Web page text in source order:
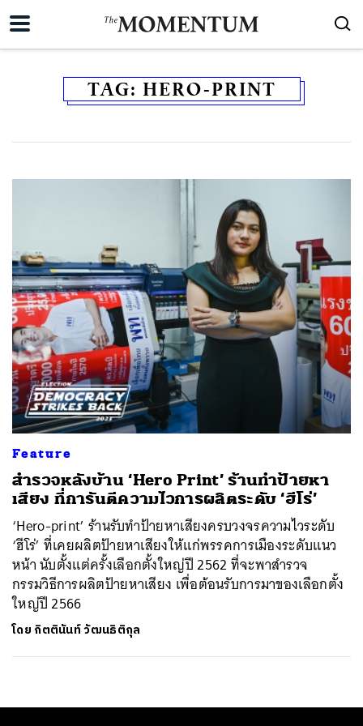
TAG: HERO-PRINT
Feature
สำรวจหลังบ้าน ‘Hero Print’ ร้านทำป้ายหา
เสียง ที่การันตีความไวการผลิตระดับ ‘ฮีโร่’
‘Hero-print’ ร้านรับทำป้ายหาเสียงครบวงจรความไวระดับ
‘ฮีโร่’ ที่เคยผลิตป้ายหาเสียงให้แก่พรรคการเมืองระดับแนว
หน้า นับตั้งแต่ครั้งเลือกตั้งใหญ่ปี 2562 ที่จะพาสำรวจ
กรรมวิธีการผลิตป้ายหาเสียง เพื่อต้อนรับการมาของเลือกตั้ง
ใหญ่ปี 2566
โดย กิตตินันท์ วัฒนธิติกุล
ค้นหา
SHARE TWEET LINE EMAIL